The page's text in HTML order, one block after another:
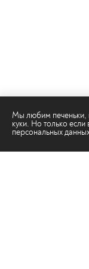
Мы любим печеньки,
куки. Но только если
персональных